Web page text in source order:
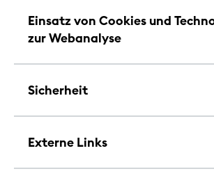
Einsatz von Cookies und
zur Webanalyse
Sicherheit
Externe Links